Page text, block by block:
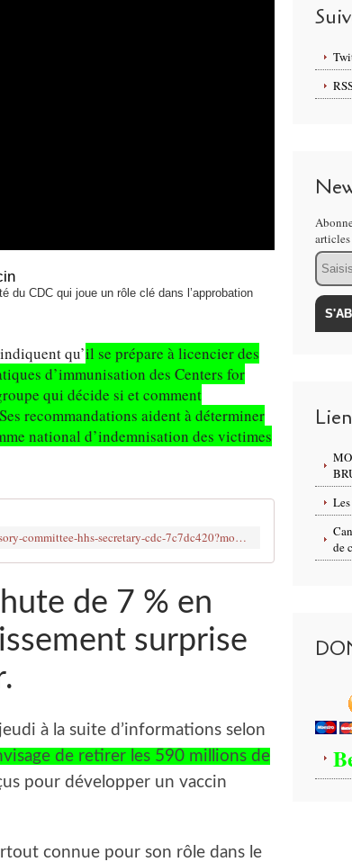
du CDC qui joue un rôle clé dans l’approbation
qu’il se prépare à licencier des
d’immunisation des Centers for
qui décide si et comment
recommandations aident à déterminer
national d’indemnisation des victimes
https://www.wsj.com/opinion/rfk-jr-vaccines-advisory-committee-hhs-secretary-cdc-7c7dc420?mod=Searchresults_pos1&page=1
de 7 % en
surprise
à la suite d’informations selon
de retirer les 590 millions de
pour développer un vaccin
connue pour son rôle dans le
Email
de